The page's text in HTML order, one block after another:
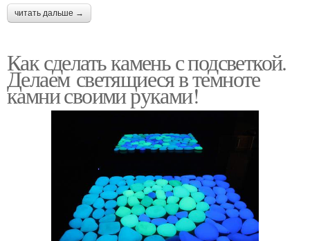
читать дальше →
Как сделать камень с подсветкой.
Делаем светящиеся в темноте
камни своими руками!